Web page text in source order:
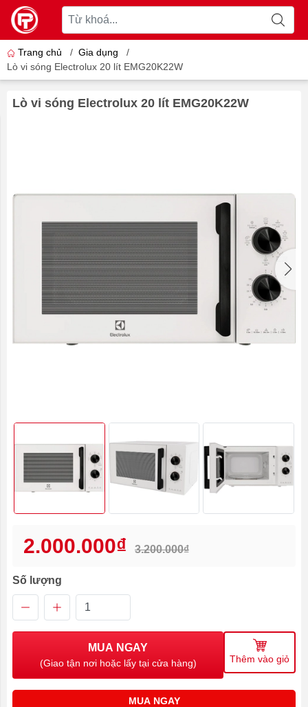
Trang chủ / Gia dụng
/
Lò vi sóng Electrolux 20 lít EMG20K22W
Lò vi sóng Electrolux 20 lít EMG20K22W
2.000.000₫ 3.200.000₫
Số lượng
MUA NGAY
(Giao tận nơi hoặc lấy tại cửa hàng) Thêm vào giỏ
MUA NGAY